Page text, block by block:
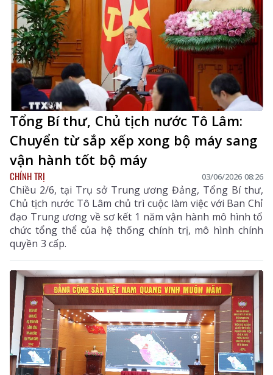
Tổng Bí thư, Chủ tịch nước Tô Lâm:
Chuyển từ sắp xếp xong bộ máy sang
vận hành tốt bộ máy
CHÍNH TRỊ 03/06/2026 08:26
Chiều 2/6, tại Trụ sở Trung ương Đảng, Tổng Bí thư,
Chủ tịch nước Tô Lâm chủ trì cuộc làm việc với Ban Chỉ
đạo Trung ương về sơ kết 1 năm vận hành mô hình tổ
chức tổng thể của hệ thống chính trị, mô hình chính
quyền 3 cấp.